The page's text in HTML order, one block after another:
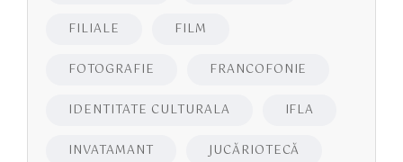
FILIALE FILM
FOTOGRAFIE FRANCOFONIE
IDENTITATE CULTURALA IFLA
INVATAMANT JUCĂRIOTECĂ